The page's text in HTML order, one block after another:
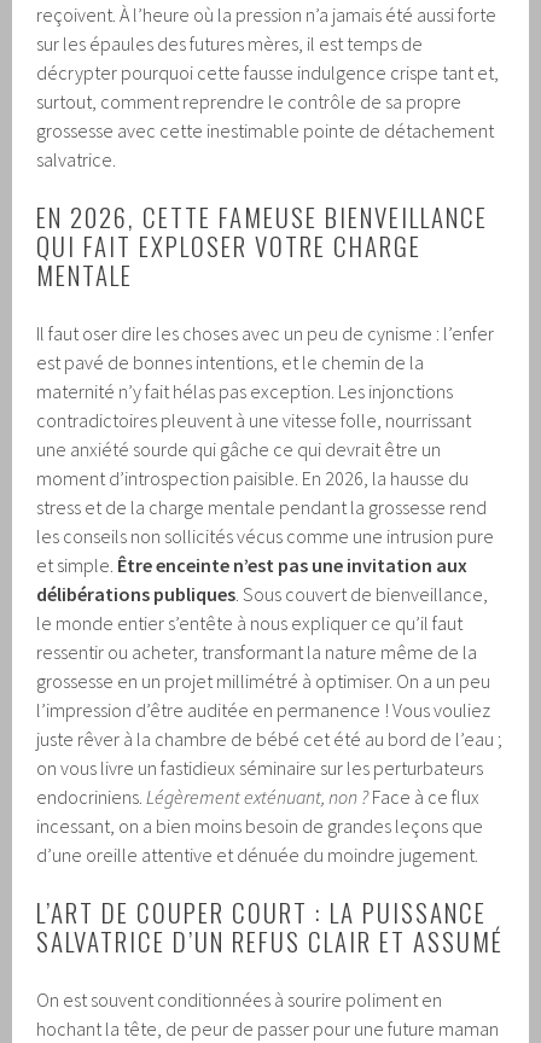
reçoivent. À l’heure où la pression n’a jamais été aussi forte
sur les épaules des futures mères, il est temps de
décrypter pourquoi cette fausse indulgence crispe tant et,
surtout, comment reprendre le contrôle de sa propre
grossesse avec cette inestimable pointe de détachement
salvatrice.
EN 2026, CETTE FAMEUSE BIENVEILLANCE
QUI FAIT EXPLOSER VOTRE CHARGE
MENTALE
Il faut oser dire les choses avec un peu de cynisme : l’enfer
est pavé de bonnes intentions, et le chemin de la
maternité n’y fait hélas pas exception. Les injonctions
contradictoires pleuvent à une vitesse folle, nourrissant
une anxiété sourde qui gâche ce qui devrait être un
moment d’introspection paisible. En 2026, la hausse du
stress et de la charge mentale pendant la grossesse rend
les conseils non sollicités vécus comme une intrusion pure
et simple. Être enceinte n’est pas une invitation aux
délibérations publiques . Sous couvert de bienveillance,
le monde entier s’entête à nous expliquer ce qu’il faut
ressentir ou acheter, transformant la nature même de la
grossesse en un projet millimétré à optimiser. On a un peu
l’impression d’être auditée en permanence ! Vous vouliez
juste rêver à la chambre de bébé cet été au bord de l’eau ;
on vous livre un fastidieux séminaire sur les perturbateurs
endocriniens. Légèrement exténuant, non ?Face à ce flux
incessant, on a bien moins besoin de grandes leçons que
d’une oreille attentive et dénuée du moindre jugement.
L’ART DE COUPER COURT : LA PUISSANCE
SALVATRICE D’UN REFUS CLAIR ET ASSUMÉ
On est souvent conditionnées à sourire poliment en
hochant la tête, de peur de passer pour une future maman